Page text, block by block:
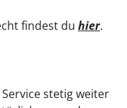
findest du hier.
stetig weiter